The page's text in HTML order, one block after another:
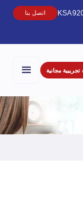
اتصل بنا
مجانية